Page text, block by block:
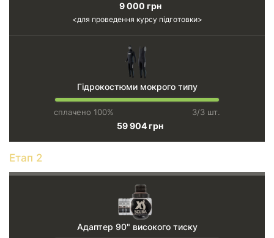
9 000 грн
для проведення курсу підготовки
Гідрокостюми мокрого типу
сплачено 100% 3/3 шт.
59 904 грн
Етап 2
Адаптер 90" високого тиску